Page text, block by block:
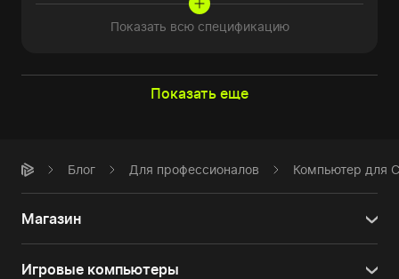
Показать всю спецификацию
Показать еще
Блог Для профессионалов Компьютер для
Магазин
Игровые компьютеры